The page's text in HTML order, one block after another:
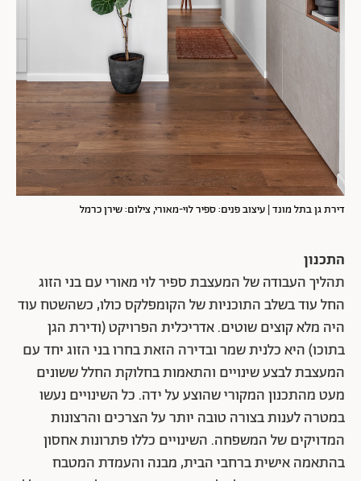
דירת גן בתל מונד | עיצוב פנים: ספיר לוי-מאורי, צילום: שירן כרמל
התכנון
תהליך העבודה של המעצבת ספיר לוי מאורי עם בני הזוג
החל עוד בשלב התוכניות של הקומפלקס כולו, כשהשטח עוד
היה מלא קוצים שוטים. אדריכלית הפרויקט (ודירת הגן
בתוכו) היא כלנית שמר ובדירה הזאת בחרו בני הזוג יחד עם
המעצבת לבצע שינויים והתאמות בחלוקת החלל ששונים
מעט מהתכנון המקורי שהוצע על ידה. כל השינויים נעשו
במטרה לענות בצורה טובה יותר על הצרכים והרצונות
המדויקים של המשפחה. השינויים כללו פתרונות אחסון
בהתאמה אישית ברחבי הבית, מבנה והעמדת המטבח